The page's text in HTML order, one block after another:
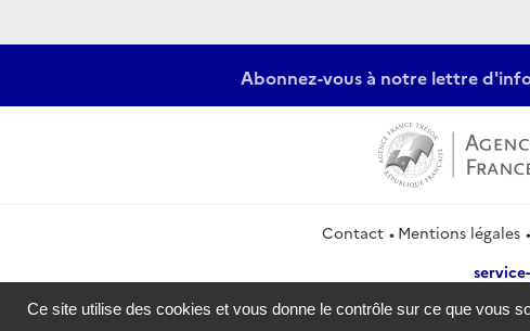
Abonnez-vous à notre lettre
Contact Mentions légales
Ce site utilise des cookies et vous donne le contrôle sur ce que vous